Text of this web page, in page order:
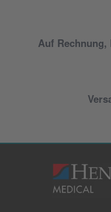
Auf Rechnung,